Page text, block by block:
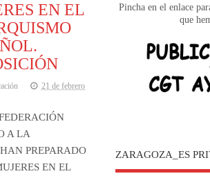
EN EL
21 de febrero
A LA
PREPARADO
EN EL
Pincha en el enlace
que
ZARAGOZA_ES